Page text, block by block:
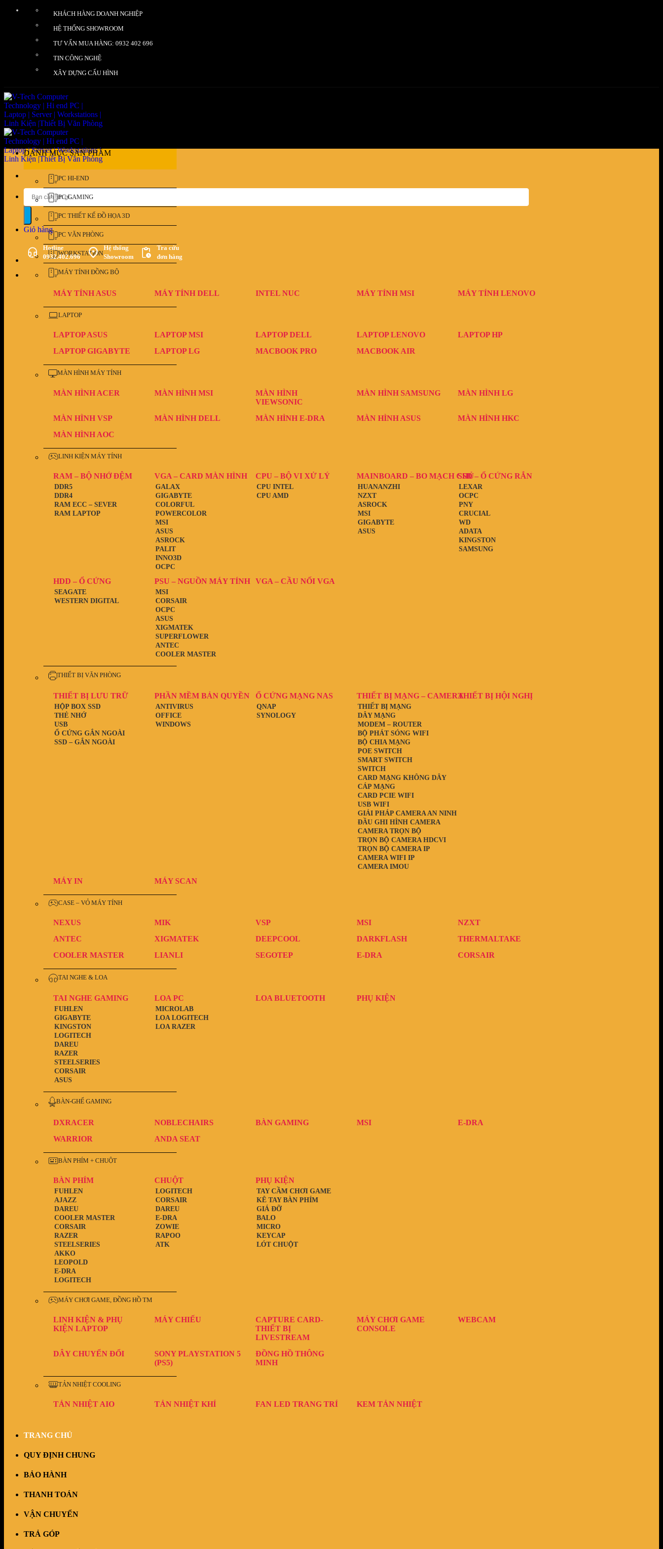
KHÁCH HÀNG DOANH NGHIỆP
HỆ THỐNG SHOWROOM
TƯ VẤN MUA HÀNG: 0932 402 696
TIN CÔNG NGHỆ
XÂY DỰNG CẤU HÌNH
Tìm
kiếm:
Giỏ hàng
Hotline
0932.402.696
Hệ thống
Showroom
Tra cứu
đơn hàng
DANH MỤC SẢN PHẨM
PC HI-END
PC GAMING
PC THIẾT KẾ ĐỒ HỌA 3D
PC VĂN PHÒNG
WORKSTATION
MÁY TÍNH ĐỒNG BỘ
MÁY TÍNH ASUS MÁY TÍNH DELL INTEL NUC MÁY TÍNH MSI MÁY TÍNH LENOVO
LAPTOP
LAPTOP ASUS LAPTOP MSI LAPTOP DELL LAPTOP LENOVO
LAPTOP HP
LAPTOP GIGABYTE
LAPTOP LG MACBOOK PRO MACBOOK AIR
MÀN HÌNH MÁY TÍNH
MÀN HÌNH ACER MÀN HÌNH MSI
MÀN HÌNH
VIEWSONIC
MÀN HÌNH SAMSUNG MÀN HÌNH LG
MÀN HÌNH VSP MÀN HÌNH DELL MÀN HÌNH E-DRA MÀN HÌNH ASUS
MÀN HÌNH HKC
MÀN HÌNH AOC
LINH KIỆN MÁY TÍNH
RAM – BỘ NHỚ ĐỆM
RAM LAPTOP
RAM ECC – SEVER
DDR4
DDR5
VGA – CARD MÀN HÌNH
OCPC
INNO3D
PALIT
ASROCK
ASUS
MSI
POWERCOLOR
COLORFUL
GIGABYTE
GALAX
CPU – BỘ VI XỬ LÝ
CPU AMD
CPU INTEL
MAINBOARD – BO MẠCH CHỦ
ASUS
GIGABYTE
MSI
ASROCK
NZXT
HUANANZHI
SSD – Ổ CỨNG RẮN
SAMSUNG
KINGSTON
ADATA
WD
CRUCIAL
PNY
OCPC
LEXAR
HDD – Ổ CỨNG
WESTERN DIGITAL
SEAGATE
PSU – NGUỒN MÁY TÍNH
COOLER MASTER
ANTEC
SUPERFLOWER
XIGMATEK
ASUS
OCPC
CORSAIR
MSI
VGA – CẦU NỐI VGA
THIẾT BỊ VĂN PHÒNG
THIẾT BỊ LƯU TRỮ
SSD – GẮN NGOÀI
Ổ CỨNG GẮN NGOÀI
USB
THẺ NHỚ
HỘP BOX SSD
PHẦN MỀM BẢN QUYỀN
WINDOWS
OFFICE
ANTIVIRUS
Ổ CỨNG MẠNG NAS
SYNOLOGY
QNAP
THIẾT BỊ MẠNG – CAMERA
GIẢI PHÁP CAMERA AN NINH
CAMERA WIFI IP
CAMERA IMOU
CAMERA TRỌN BỘ
TRỌN BỘ CAMERA IP
TRỌN BỘ CAMERA HDCVI
ĐẦU GHI HÌNH CAMERA
THIẾT BỊ MẠNG
CARD MẠNG KHÔNG DÂY
USB WIFI
CARD PCIE WIFI
CÁP MẠNG
BỘ CHIA MẠNG
SWITCH
SMART SWITCH
POE SWITCH
BỘ PHÁT SÓNG WIFI
MODEM – ROUTER
DÂY MẠNG
THIẾT BỊ HỘI NGHỊ
MÁY IN MÁY SCAN
CASE – VỎ MÁY TÍNH
NEXUS MIK VSP MSI
NZXT
ANTEC
XIGMATEK DEEPCOOL DARKFLASH
THERMALTAKE
COOLER MASTER
LIANLI SEGOTEP E-DRA CORSAIR
TAI NGHE & LOA
TAI NGHE GAMING
ASUS
CORSAIR
STEELSERIES
RAZER
DAREU
LOGITECH
KINGSTON
GIGABYTE
FUHLEN
LOA PC
LOA RAZER
LOA LOGITECH
MICROLAB
LOA BLUETOOTH PHỤ KIỆN
BÀN-GHẾ GAMING
DXRACER NOBLECHAIRS BÀN GAMING MSI
E-DRA
WARRIOR
ANDA SEAT
BÀN PHÍM + CHUỘT
BÀN PHÍM
LOGITECH
E-DRA
LEOPOLD
AKKO
STEELSERIES
RAZER
CORSAIR
COOLER MASTER
DAREU
AJAZZ
FUHLEN
CHUỘT
ATK
RAPOO
ZOWIE
E-DRA
DAREU
CORSAIR
LOGITECH
PHỤ KIỆN
LÓT CHUỘT
KEYCAP
MICRO
BALO
GIÁ ĐỠ
KÊ TAY BÀN PHÍM
TAY CẦM CHƠI GAME
MÁY CHƠI GAME, ĐỒNG HỒ TM
LINH KIỆN & PHỤ
KIỆN LAPTOP
MÁY CHIẾU
CAPTURE CARD-
THIẾT BỊ
LIVESTREAM
MÁY CHƠI GAME
CONSOLE
WEBCAM
DÂY CHUYỂN ĐỔI
SONY PLAYSTATION 5
(PS5)
ĐỒNG HỒ THÔNG
MINH
TẢN NHIỆT COOLING
TẢN NHIỆT AIO TẢN NHIỆT KHÍ FAN LED TRANG TRÍ KEM TẢN NHIỆT
TRANG CHỦ
QUY ĐỊNH CHUNG
BẢO HÀNH
THANH TOÁN
VẬN CHUYỂN
TRẢ GÓP